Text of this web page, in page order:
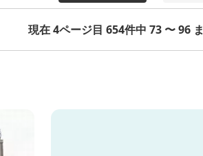
現在 4ページ目 654件中 73 〜 96